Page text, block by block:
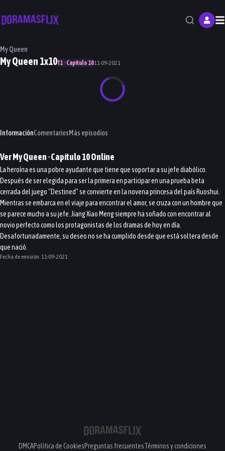
My Queen
My Queen 1x10T1 · Capítulo 1011-09-2021
InformaciónComentariosMás episodios
VerMy Queen· Capítulo10Online
La heroína es una pobre ayudante que tiene que soportar a su jefe diabólico.
Después de ser elegida para ser la primera en participar en una prueba beta
cerrada del juego "Destined" se convierte en la novena princesa del país Ruoshui.
Mientras se embarca en el viaje para encontrar el amor, se cruza con un hombre que
se parece mucho a su jefe. Jiang Xiao Meng siempre ha soñado con encontrar al
novio perfecto como los protagonistas de los dramas de hoy en día.
Desafortunadamente, su deseo no se ha cumplido desde que está soltera desde
que nació.
Fecha de emisión: 11-09-2021
DMCAPolítica de CookiesPreguntas frecuentesTérminos y condiciones